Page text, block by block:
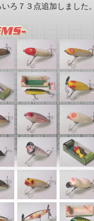
ろ７３点追加しました